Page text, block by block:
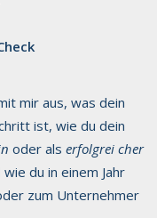
mir aus, was dein
ist, wie du dein
oder als erfolgrei cher
du in einem Jahr
zum Unternehmer